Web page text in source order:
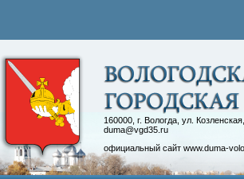
160000, г. Вологда, ул.
duma@vgd35.ru
официальный сайт www.duma-
Контакты
Депутатские объединения